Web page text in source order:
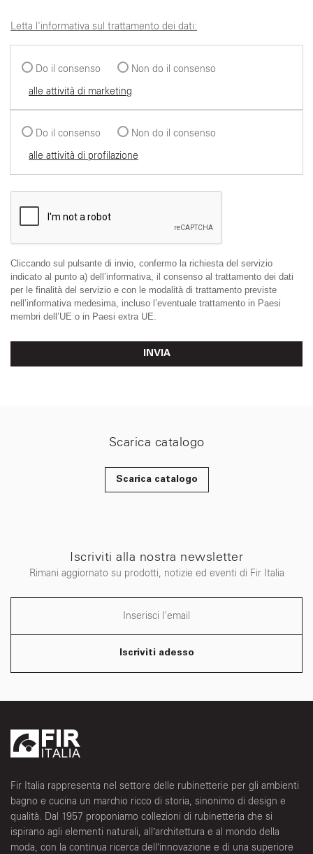
Letta l'informativa sul trattamento dei dati:
Do il consenso
Non do il consenso
alle attività di marketing
Do il consenso
Non do il consenso
alle attività di profilazione
Cliccando sul pulsante di invio, confermo la richiesta del servizio
indicato al punto a) dell’informativa, il consenso al trattamento dei dati
per le finalità del servizio e con le modalità di trattamento previste
nell’informativa medesima, incluso l’eventuale trattamento in Paesi
membri dell’UE o in Paesi extra UE.
INVIA
Scarica catalogo
Scarica catalogo
Iscriviti alla nostra newsletter
Rimani aggiornato su prodotti, notizie ed eventi di Fir Italia
Iscriviti adesso
Fir Italia rappresenta nel settore delle rubinetterie per gli ambienti
bagno e cucina un marchio ricco di storia, sinonimo di design e
qualità. Dal 1957 proponiamo collezioni di rubinetteria che si
ispirano agli elementi naturali, all’architettura e al mondo della
moda, con la continua ricerca dell’innovazione e di una superiore